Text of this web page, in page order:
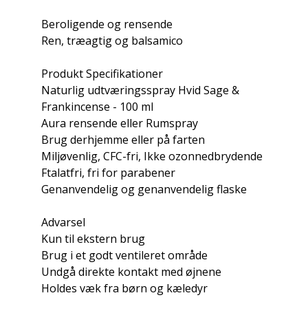
Beroligende og rensende
Ren, træagtig og balsamico
Produkt Specifikationer
Naturlig udtværingsspray Hvid Sage &
Frankincense - 100 ml
Aura rensende eller Rumspray
Brug derhjemme eller på farten
Miljøvenlig, CFC-fri, Ikke ozonnedbrydende
Ftalatfri, fri for parabener
Genanvendelig og genanvendelig flaske
Advarsel
Kun til ekstern brug
Brug i et godt ventileret område
Undgå direkte kontakt med øjnene
Holdes væk fra børn og kæledyr